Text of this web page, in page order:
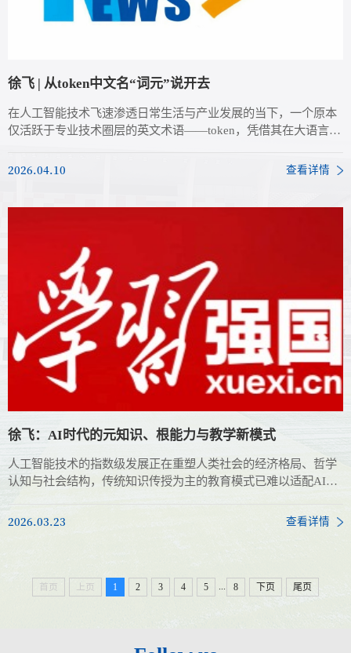
徐飞 | 从token中文名“词元”说开去
在人工智能技术飞速渗透日常生活与产业发展的当下，一个原本
仅活跃于专业技术圈层的英文术语——token，凭借其在大语言模
呈爆炸式增长，迅速破圈成为社会大众耳熟能详的热词。
2026.04.10 查看详情
徐飞：AI时代的元知识、根能力与教学新模式
人工智能技术的指数级发展正在重塑人类社会的经济格局、哲学
认知与社会结构，传统知识传授为主的教育模式已难以适配AI时
2026.03.23 查看详情
首页 上页 1 2 3 4 5 ... 8 下页 尾页